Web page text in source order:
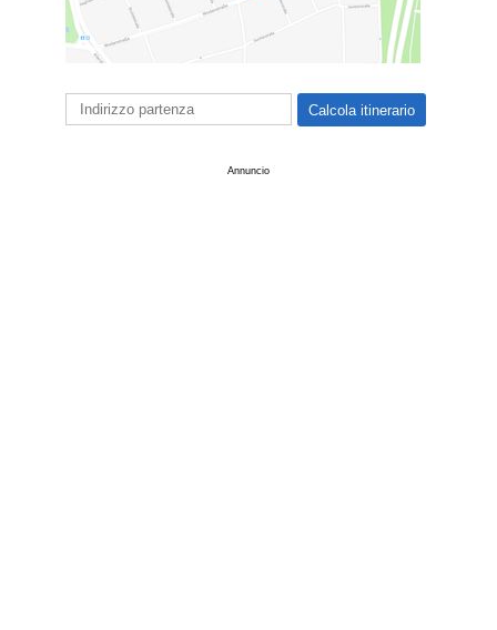
Annuncio